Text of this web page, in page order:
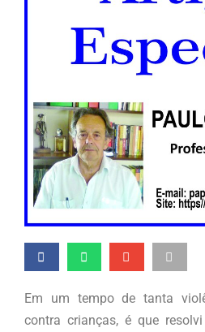
Em um tempo de tanta
contra crianças, é que